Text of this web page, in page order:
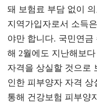
돼 보험료 부담 없이
지역가입자로서 소득
야만 합니다. 국민연
해 2월에도 지난해보
자격을 상실할 것으로
인한 피부양자 자격
통해 건강보험 피부양